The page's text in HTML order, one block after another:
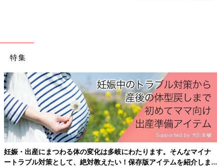
と罪悪感があるので罪を軽くするためにカフェラテを飲んで
ました。 それでもなんか足りなく感じたらまだ量をのんで
も大丈夫なウーロン茶や緑茶で我慢してます😔
💬 1♥0
む*****さん
コメントありがとうございます🙇‍♀️ セブンコーヒー美味し
いですよね☺️ カフェイン入り飲むなら私もそうしようかと
思います！でもブラックコーヒーが好きなので我慢は悲し
い...🥲 赤ちゃんの為に頑張りましょう👶💕
特集
妊娠・出産にまつわる体の変化は多岐にわたります。そんなマイナ
ートラブル対策として、絶対教えたい！保存版アイテムを紹介しま